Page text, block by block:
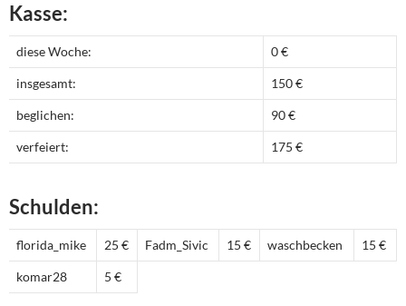
Kasse:
diese Woche: 0 €
insgesamt: 150 €
beglichen: 90 €
verfeiert: 175 €
Schulden:
florida_mike 25 € Fadm_Sivic 15 € waschbecken 15 €
komar28 5 €